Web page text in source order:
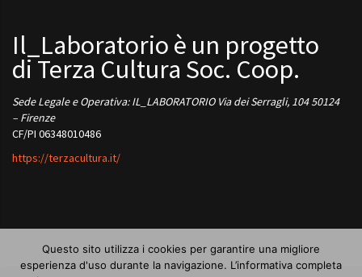
Il_Laboratorio è un progetto
di Terza Cultura Soc. Coop.
Sede Legale e Operativa: IL_LABORATORIO Via dei Serragli, 104 50124
– Firenze
CF/PI 06348010486
https://terzacultura.it/
Questo sito utilizza i cookies per garantire una migliore
esperienza d'uso durante la navigazione. L’informativa completa